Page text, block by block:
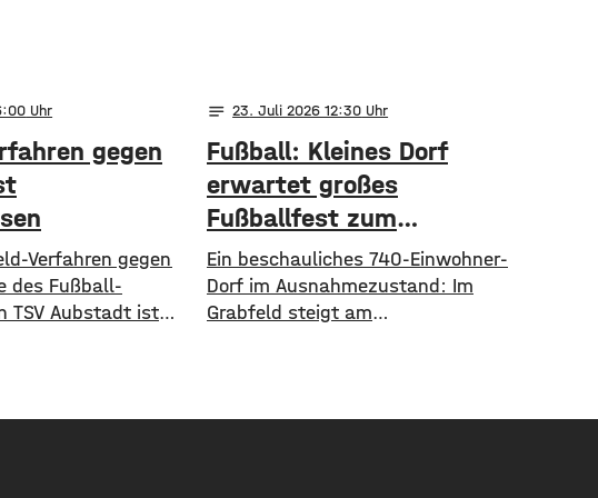
gegen
Verfahren gegen
des Fußball-
TSV Aubstadt ist
mehrere
verhängte
notes 23. Juli 2026 12:30
Fußball: Kleines Dorf
erwartet großes
Fußballfest zum
Regionalliga-Auftakt
Ein beschauliches 740-Einwohner-
Dorf im Ausnahmezustand: Im
Grabfeld steigt am
TSV Aubstadt empfängt um 19 Uhr